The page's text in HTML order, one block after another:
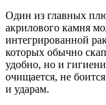
Один из главных
акрилового камня
интегрированной
которых обычно
удобно, но и
очищается, не
и ударам.